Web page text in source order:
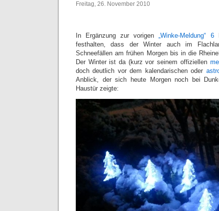
Freitag, 26. November 2010
In Ergänzung zur vorigen„Winke-Meldung“ 6
festhalten, dass der Winter auch im
Schneefällen am frühen Morgen bis in die
Der Winter ist da (kurz vor seinem offiziellen
doch deutlich vor dem kalendarischen oder
Anblick, der sich heute Morgen noch bei
Haustür zeigte: